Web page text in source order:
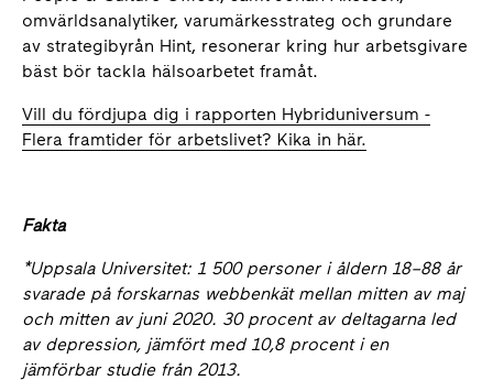
omvärldsanalytiker, varumärkesstrateg och grundare
av strategibyrån Hint, resonerar kring hur arbetsgivare
bäst bör tackla hälsoarbetet framåt.
Vill du fördjupa dig i rapporten Hybriduniversum -
Flera framtider för arbetslivet? Kika in här.
Fakta
*Uppsala Universitet: 1 500 personer i åldern 18–88 år
svarade på forskarnas webbenkät mellan mitten av maj
och mitten av juni 2020. 30 procent av deltagarna led
av depression, jämfört med 10,8 procent i en
jämförbar studie från 2013.